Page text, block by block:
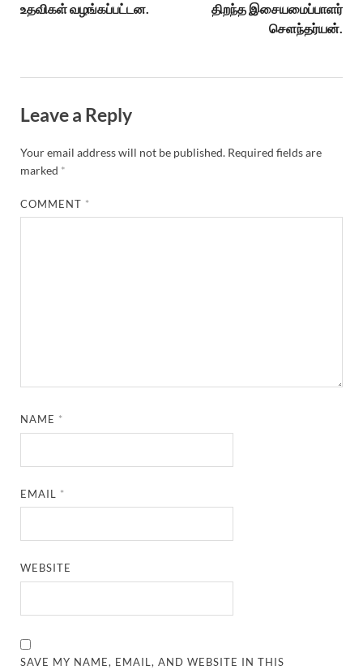
உதவிகள் வழங்கப்பட்டன.
திறந்த இசையமைப்பாளர்
செளந்தர்யன்.
Leave a Reply
Your email address will not be published. Required fields are
marked *
COMMENT *
NAME *
EMAIL *
WEBSITE
SAVE MY NAME, EMAIL, AND WEBSITE IN THIS